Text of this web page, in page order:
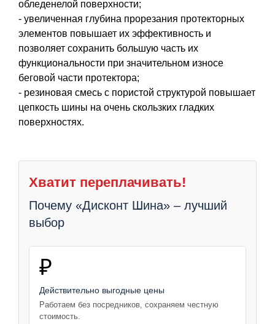
обледенелой поверхности;
- увеличенная глубина прорезания протекторных
элементов повышает их эффективность и
позволяет сохранить большую часть их
функциональности при значительном износе
беговой части протектора;
- резиновая смесь с пористой структурой повышает
цепкость шины на очень скользких гладких
поверхностях.
Хватит переплачивать!
Почему «Дисконт Шина» – лучший
выбор
₽
Действительно выгодные цены
Работаем без посредников, сохраняем честную
стоимость.